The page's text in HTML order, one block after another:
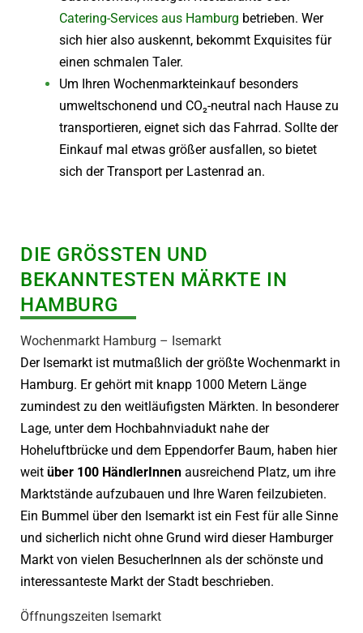
Catering-Services aus Hamburg betrieben. Wer
sich hier also auskennt, bekommt Exquisites für
einen schmalen Taler.
Um Ihren Wochenmarkteinkauf besonders
umweltschonend und CO₂-neutral nach Hause zu
transportieren, eignet sich das Fahrrad. Sollte der
Einkauf mal etwas größer ausfallen, so bietet
sich der Transport per Lastenrad an.
DIE GRÖSSTEN UND B
EKANNTESTEN MÄRKTE IN H
AMBURG
Wochenmarkt Hamburg – Isemarkt
Der Isemarkt ist mutmaßlich der größte Wochenmarkt in
Hamburg. Er gehört mit knapp 1000 Metern Länge
zumindest zu den weitläufigsten Märkten. In besonderer
Lage, unter dem Hochbahnviadukt nahe der
Hoheluftbrücke und dem Eppendorfer Baum, haben hier
weit über 100 HändlerInnen ausreichend Platz, um ihre
Marktstände aufzubauen und Ihre Waren feilzubieten.
Ein Bummel über den Isemarkt ist ein Fest für alle Sinne
und sicherlich nicht ohne Grund wird dieser Hamburger
Markt von vielen BesucherInnen als der schönste und
interessanteste Markt der Stadt beschrieben.
Öffnungszeiten Isemarkt